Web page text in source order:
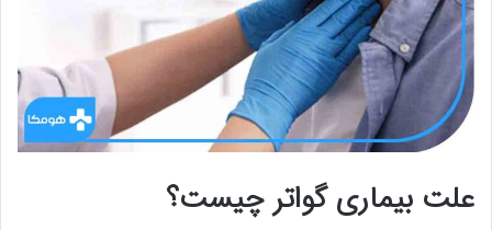
علت بیماری گواتر چیست؟